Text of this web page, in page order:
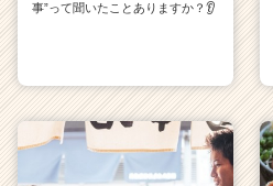
事”って聞いたことありますか？👂